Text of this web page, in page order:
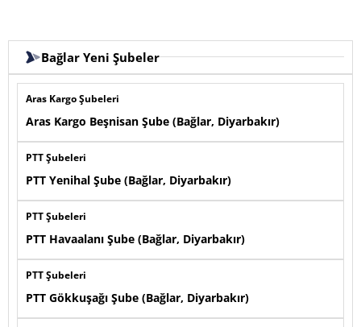
Bağlar Yeni Şubeler
Aras Kargo Şubeleri
Aras Kargo Beşnisan Şube (Bağlar, Diyarbakır)
PTT Şubeleri
PTT Yenihal Şube (Bağlar, Diyarbakır)
PTT Şubeleri
PTT Havaalanı Şube (Bağlar, Diyarbakır)
PTT Şubeleri
PTT Gökkuşağı Şube (Bağlar, Diyarbakır)